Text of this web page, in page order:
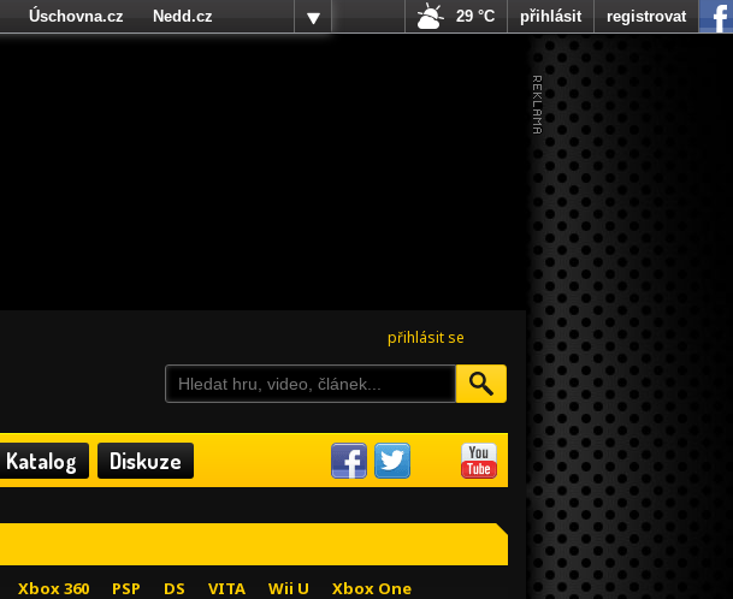
přihlásit se
Katalog Diskuze
Xbox 360 PSP DS VITA Wii U
Xbox One
Úschovna.cz
Nedd.cz
29 °C přihlásit registrovat